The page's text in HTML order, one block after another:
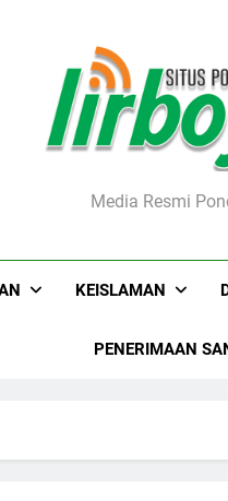
Media Resmi
KEISLAMAN
PENERIMAAN